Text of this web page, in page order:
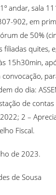
andar, sala
902, em
de 50%
filiadas quites,
15h30min,
do dia:
de
2 –
Fiscal.
de 2023.
de Sousa